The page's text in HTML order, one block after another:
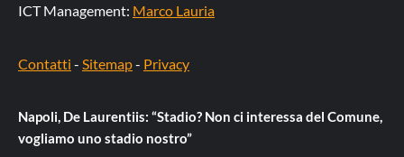
ICT Management: Marco Lauria
Contatti - Sitemap- Privacy
Napoli, De Laurentiis: “Stadio? Non ci interessa del Comune,
vogliamo uno stadio nostro”